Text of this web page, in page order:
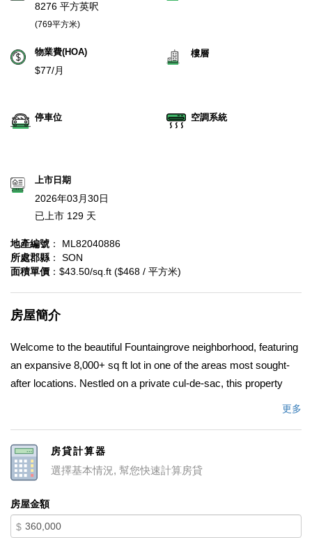
8276 平方英呎
(769平方米)
物業費(HOA)
$77/月
樓層
停車位 空調系統
上市日期
2026年03月30日
已上市 129 天
地產編號 ： ML82040886
所處郡縣 ： SON
面積單價 ：$43.50/sq.ft ($468 / 平方米)
房屋簡介
Welcome to the beautiful Fountaingrove neighborhood, featuring
an expansive 8,000+ sq ft lot in one of the areas most sought-
after locations. Nestled on a private cul-de-sac, this property
ft architectural masterpiece designed with 4 bedrooms, 4
bathrooms, and a spacious 2-car garage. Enjoy the perfect
prestigious Fountaingrove Golf and Athletic Club. Whether youre
envisioning a modern retreat or a timeless estate, this lot
更多
房貸計算器
選擇基本情況, 幫您快速計算房貸
房屋金額
$